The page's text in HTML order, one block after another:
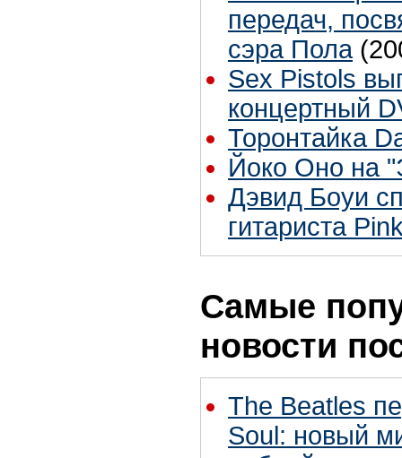
передач,
сэра Пола
Sex Pistols
концертный
Торонтайка
Йоко Оно на
Дэвид Боуи
гитариста
Самые
новости
The Beatles
Soul: новый